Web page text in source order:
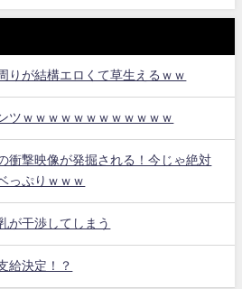
りが結構エロくて草生えるｗｗ
ツｗｗｗｗｗｗｗｗｗｗｗｗ
衝撃映像が発掘される！今じゃ絶対
っぷりｗｗｗ
が干渉してしまう
給決定！？